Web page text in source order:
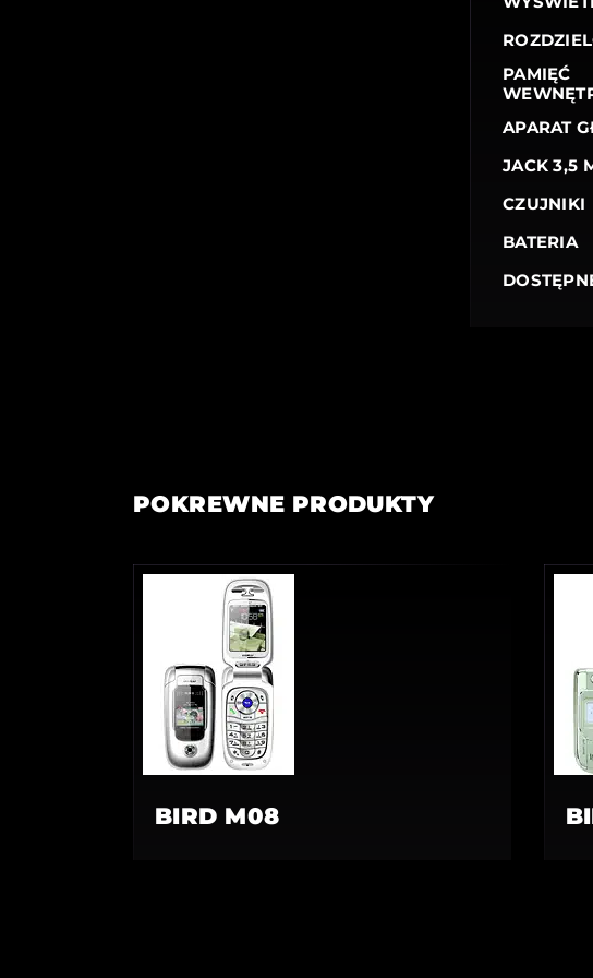
PAMIĘĆ
APARAT
JACK 3,5
CZUJNIKI
BATERIA
POKREWNE PRODUKTY
BIRD M08